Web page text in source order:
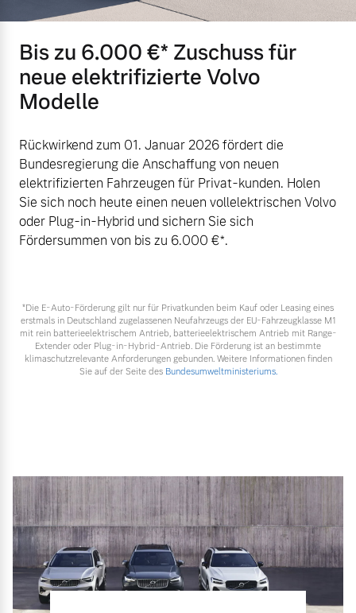
Bis zu 6.000 €⁠* Zuschuss für
neue elektrifizierte Volvo
Modelle
Rückwirkend zum 01. Januar 2026 fördert die
Bundesregierung die Anschaffung von neuen
elektrifizierten Fahrzeugen für Privat-kunden. Holen
Sie sich noch heute einen neuen vollelektrischen Volvo
oder Plug-in-Hybrid und sichern Sie sich
Fördersummen von bis zu 6.000 €⁠*.
*Die E‑Auto-Förderung gilt nur für Privatkunden beim Kauf oder Leasing eines
erstmals in Deutschland zugelassenen Neufahrzeugs der EU-Fahrzeugklasse M1
mit rein batterieelektrischem Antrieb, batterieelektrischem Antrieb mit Range-
Extender oder Plug-in-Hybrid-Antrieb. Die Förderung ist an bestimmte
klimaschutzrelevante Anforderungen gebunden. Weitere Informationen finden
Sie auf der Seite des Bundesumweltministeriums.